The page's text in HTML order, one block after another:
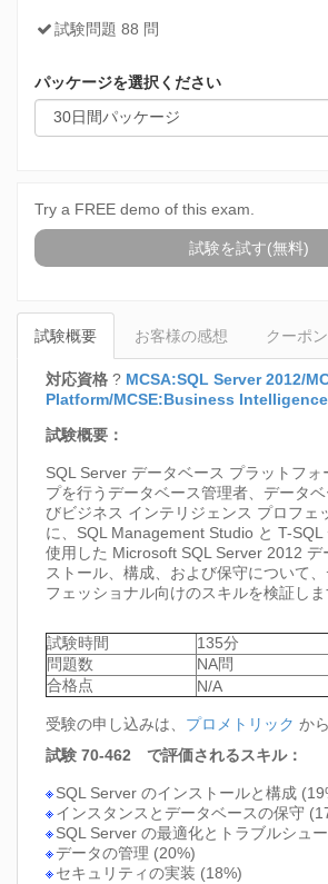
試験問題 88 問
パッケージを選択ください
Try a FREE demo of this exam.
試験を試す(無料)
試験概要 お客様の感想 クーポン
対応資格 ? MCSA:SQL Server 2012/
Platform/MCSE:Business Intelligence
試験概要：
SQL Server データベース プラットフォ
プを行うデータベース管理者、データ
びビジネス インテリジェンス プロフェ
に、SQL Management Studio と T-SQL
使用した Microsoft SQL Server 2012 デ
ストール、構成、および保守について
フェッショナル向けのスキルを検証しま
試験時間
135分
問題数
NA問
合格点
N/A
受験の申し込みは、 プロメトリック から
試験 70-462 で評価されるスキル：
SQL Server のインストールと構成
インスタンスとデータベースの保守
SQL Server の最適化とトラブルシュ
データの管理 (20%)
セキュリティの実装 (18%)